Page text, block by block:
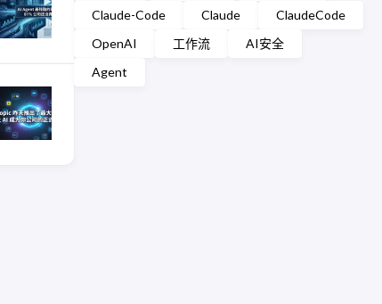
Claude-Code
Claude
ClaudeCode
OpenAI
工作流
AI安全
Agent